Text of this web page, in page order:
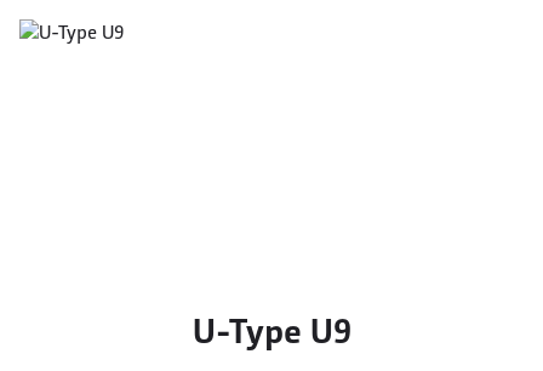
U-Type U9